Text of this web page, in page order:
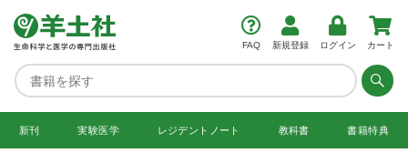
FAQ 新規登録 ログイン カート
新刊 実験医学 レジデント ノート 教科書 書籍特典